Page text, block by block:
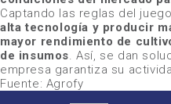
Captando las reglas del
alta tecnología y producir
mayor rendimiento de
de insumos. Así, se dan
empresa garantiza su
Fuente: Agrofy